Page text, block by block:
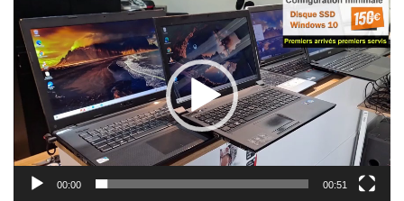
vidéo
00:00 00:51